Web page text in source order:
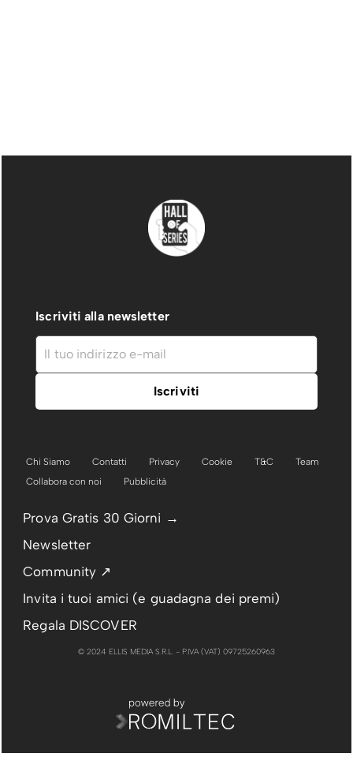
Iscriviti alla newsletter
Chi Siamo Contatti Privacy Cookie T&C
Team
Collabora con noi
Pubblicità
Prova Gratis 30 Giorni →
Newsletter
Community ↗
Invita i tuoi amici (e guadagna dei premi)
Regala DISCOVER
© 2024 ELLIS MEDIA S.R.L. - P.IVA (VAT) 09725260963